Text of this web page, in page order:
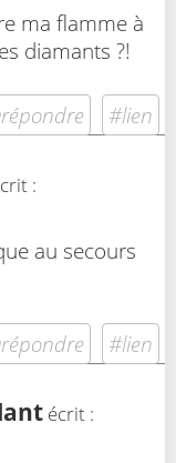
ma flamme à
diamants ?!
#lien
:
au secours
#lien
écrit :